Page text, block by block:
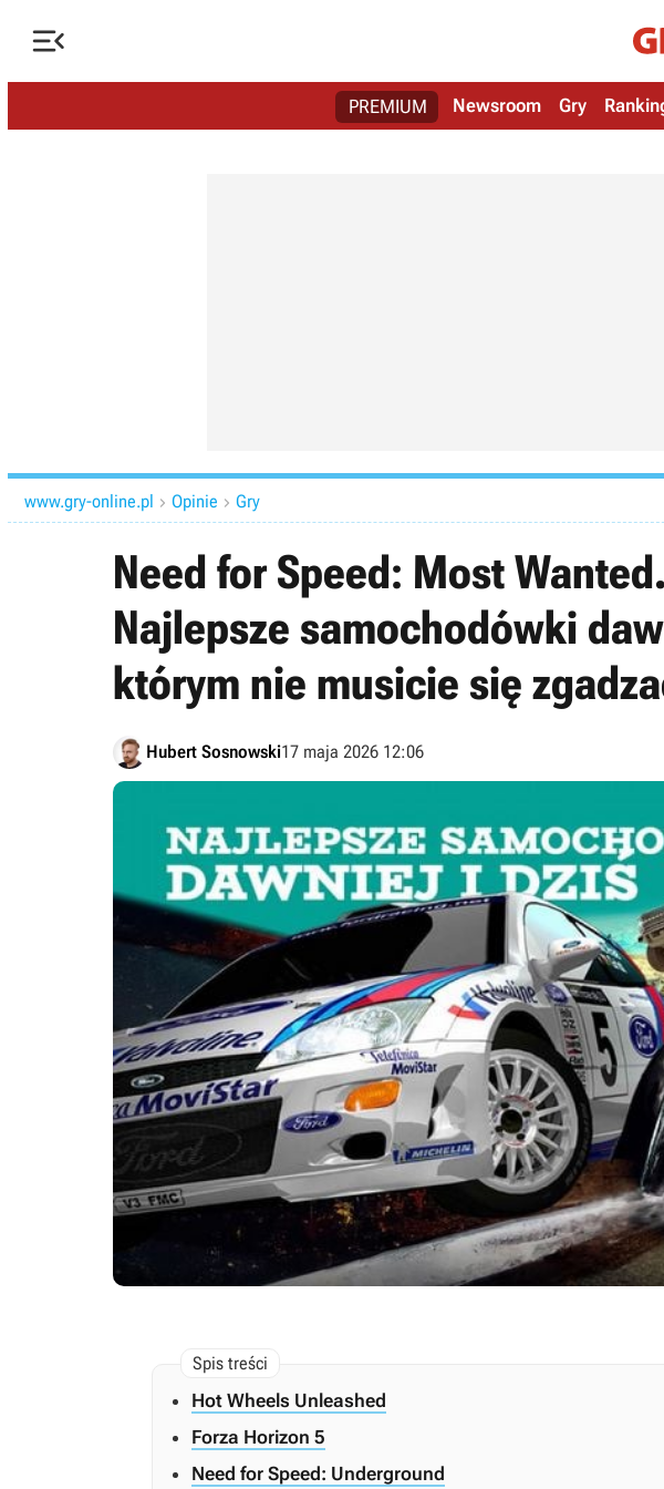

PREMIUM Newsroom Gry
www.gry-online.pl  Opinie  Gry
Need for Speed: Most
Najlepsze samochodówki
którym nie musicie się
Hubert Sosnowski17 maja 2026 12:06
Hot Wheels Unleashed
Forza Horizon 5
Need for Speed: Underground